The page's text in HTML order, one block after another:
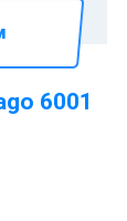
6001